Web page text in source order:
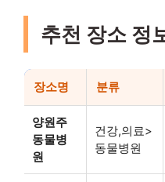
추천 장소 정
장소명 분류
양원주
동물병
원
건강,의료>
동물병원